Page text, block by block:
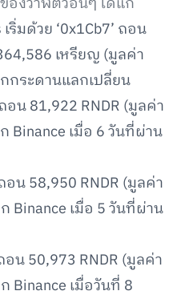
ริ่มด้วย ‘0x1Cb7’ ถอน
เหรียญ (มูลค่า
กระดานแลกเปลี่ยน
อน 81,922 RNDR (มูลค่า
Binance เมื่อ 6 วันที่ผ่าน
อน 58,950 RNDR (มูลค่า
Binance เมื่อ 5 วันที่ผ่าน
อน 50,973 RNDR (มูลค่า
Binance เมื่อวันที่ 8